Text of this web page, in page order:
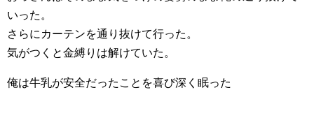
いった。
さらにカーテンを通り抜けて行った。
気がつくと金縛りは解けていた。
俺は牛乳が安全だったことを喜び深く眠った